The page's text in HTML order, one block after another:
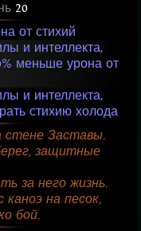
20
от стихий
и интеллекта,
меньше урона от
и интеллекта,
стихию холода
стене Заставы.
защитные
за него жизнь.
на песок,
бой.